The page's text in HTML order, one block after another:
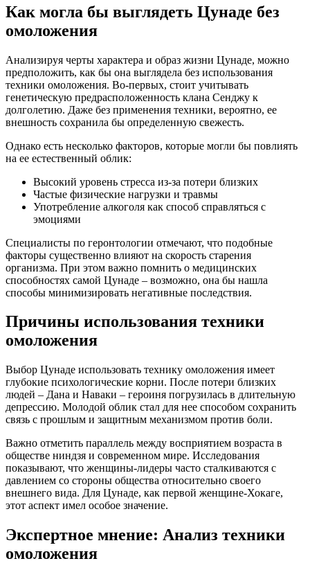
Как могла бы выглядеть Цунаде без
омоложения
Анализируя черты характера и образ жизни Цунаде, можно
предположить, как бы она выглядела без использования
техники омоложения. Во-первых, стоит учитывать
генетическую предрасположенность клана Сенджу к
долголетию. Даже без применения техники, вероятно, ее
внешность сохранила бы определенную свежесть.
Однако есть несколько факторов, которые могли бы повлиять
на ее естественный облик:
Высокий уровень стресса из-за потери близких
Частые физические нагрузки и травмы
Употребление алкоголя как способ справляться с
эмоциями
Специалисты по геронтологии отмечают, что подобные
факторы существенно влияют на скорость старения
организма. При этом важно помнить о медицинских
способностях самой Цунаде – возможно, она бы нашла
способы минимизировать негативные последствия.
Причины использования техники
омоложения
Выбор Цунаде использовать технику омоложения имеет
глубокие психологические корни. После потери близких
людей – Дана и Наваки – героиня погрузилась в длительную
депрессию. Молодой облик стал для нее способом сохранить
связь с прошлым и защитным механизмом против боли.
Важно отметить параллель между восприятием возраста в
обществе ниндзя и современном мире. Исследования
показывают, что женщины-лидеры часто сталкиваются с
давлением со стороны общества относительно своего
внешнего вида. Для Цунаде, как первой женщине-Хокаге,
этот аспект имел особое значение.
Экспертное мнение: Анализ техники
омоложения